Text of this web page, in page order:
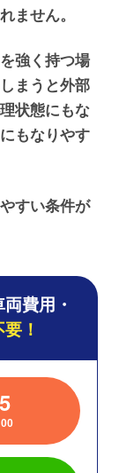
ません。
強く持つ場
まうと外部
状態にもな
もなりやす
すい条件が
費用・
！